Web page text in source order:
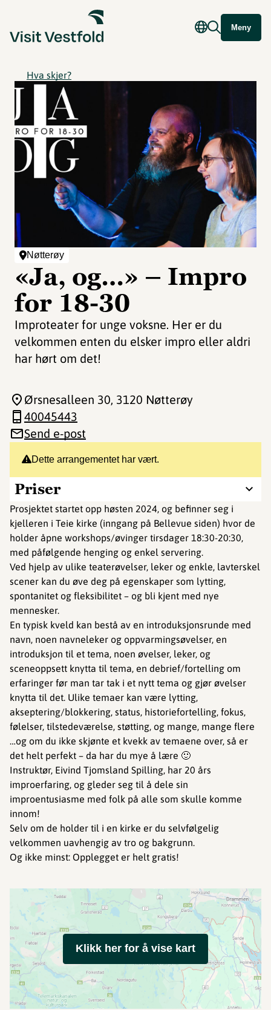
Meny
Hva skjer?
Nøtterøy
«Ja, og…» – Impro
for 18-30
Improteater for unge voksne. Her er du
velkommen enten du elsker impro eller aldri
har hørt om det!
Dette arrangementet har vært.
Priser
Prosjektet startet opp høsten 2024, og befinner seg i
kjelleren i Teie kirke (inngang på Bellevue siden) hvor de
holder åpne workshops/øvinger tirsdager 18:30-20:30,
med påfølgende henging og enkel servering.
Ved hjelp av ulike teaterøvelser, leker og enkle, lavterskel
scener kan du øve deg på egenskaper som lytting,
spontanitet og fleksibilitet – og bli kjent med nye
mennesker.
En typisk kveld kan bestå av en introduksjonsrunde med
navn, noen navneleker og oppvarmingsøvelser, en
introduksjon til et tema, noen øvelser, leker, og
sceneoppsett knytta til tema, en debrief/fortelling om
erfaringer før man tar tak i et nytt tema og gjør øvelser
knytta til det. Ulike temaer kan være lytting,
akseptering/blokkering, status, historiefortelling, fokus,
følelser, tilstedeværelse, støtting, og mange, mange flere
…og om du ikke skjønte et kvekk av temaene over, så er
det helt perfekt – da har du mye å lære 🙂
Instruktør, Eivind Tjomsland Spilling, har 20 års
improerfaring, og gleder seg til å dele sin
improentusiasme med folk på alle som skulle komme
innom!
Selv om de holder til i en kirke er du selvfølgelig
velkommen uavhengig av tro og bakgrunn.
Og ikke minst: Opplegget er helt gratis!
Ørsnesalleen 30, 3120 Nøtterøy
40045443
Send e-post
Klikk her for å vise kart